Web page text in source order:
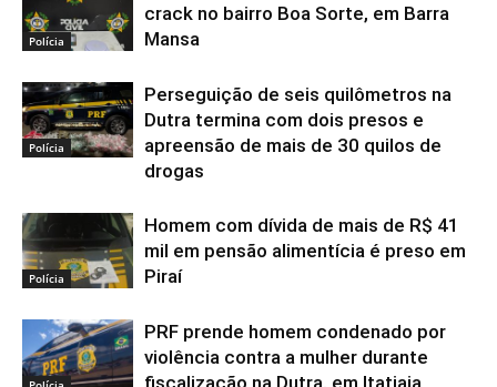
Polícia
crack no bairro Boa Sorte, em Barra
Mansa
Polícia
Perseguição de seis quilômetros na
Dutra termina com dois presos e
apreensão de mais de 30 quilos de
drogas
Polícia
Homem com dívida de mais de R$ 41
mil em pensão alimentícia é preso em
Piraí
PRF prende homem condenado por
violência contra a mulher durante
fiscalização na Dutra, em Itatiaia